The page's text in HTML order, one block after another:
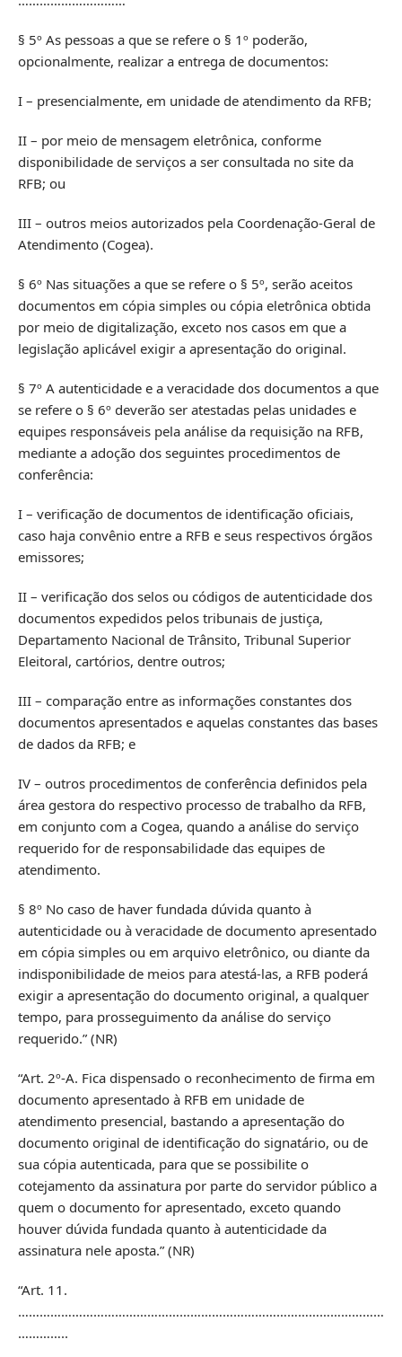
§ 5º As pessoas a que se refere o § 1º poderão,
opcionalmente, realizar a entrega de documentos:
I – presencialmente, em unidade de atendimento da RFB;
II – por meio de mensagem eletrônica, conforme
disponibilidade de serviços a ser consultada no site da
RFB; ou
III – outros meios autorizados pela Coordenação-Geral de
Atendimento (Cogea).
§ 6º Nas situações a que se refere o § 5º, serão aceitos
documentos em cópia simples ou cópia eletrônica obtida
por meio de digitalização, exceto nos casos em que a
legislação aplicável exigir a apresentação do original.
§ 7º A autenticidade e a veracidade dos documentos a que
se refere o § 6º deverão ser atestadas pelas unidades e
equipes responsáveis pela análise da requisição na RFB,
mediante a adoção dos seguintes procedimentos de
conferência:
I – verificação de documentos de identificação oficiais,
caso haja convênio entre a RFB e seus respectivos órgãos
emissores;
II – verificação dos selos ou códigos de autenticidade dos
documentos expedidos pelos tribunais de justiça,
Departamento Nacional de Trânsito, Tribunal Superior
Eleitoral, cartórios, dentre outros;
III – comparação entre as informações constantes dos
documentos apresentados e aquelas constantes das bases
de dados da RFB; e
IV – outros procedimentos de conferência definidos pela
área gestora do respectivo processo de trabalho da RFB,
em conjunto com a Cogea, quando a análise do serviço
requerido for de responsabilidade das equipes de
atendimento.
§ 8º No caso de haver fundada dúvida quanto à
autenticidade ou à veracidade de documento apresentado
em cópia simples ou em arquivo eletrônico, ou diante da
indisponibilidade de meios para atestá-las, a RFB poderá
exigir a apresentação do documento original, a qualquer
tempo, para prosseguimento da análise do serviço
requerido.” (NR)
“Art. 2º-A. Fica dispensado o reconhecimento de firma em
documento apresentado à RFB em unidade de
atendimento presencial, bastando a apresentação do
documento original de identificação do signatário, ou de
sua cópia autenticada, para que se possibilite o
cotejamento da assinatura por parte do servidor público a
quem o documento for apresentado, exceto quando
houver dúvida fundada quanto à autenticidade da
assinatura nele aposta.” (NR)
“Art. 11.
…………………………………………………………………………………………
…………..